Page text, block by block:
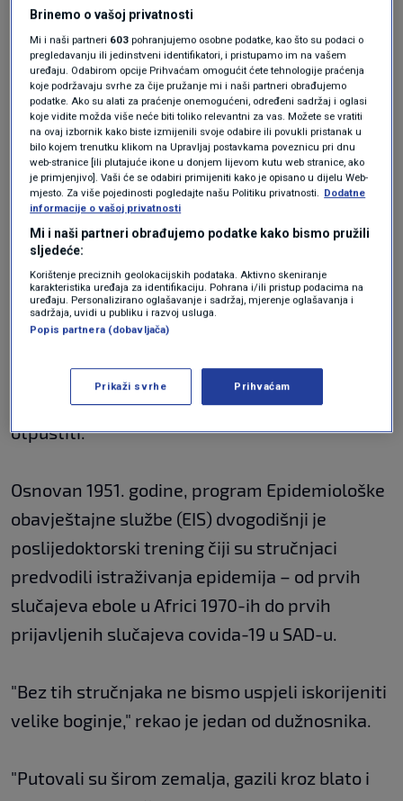
administracije, a novoimenovani ministar
zdravstvaRobert F. Kennedy Jr. najavljuje
temeljitu reformu zdravstvenih agencija.
"Bijesan sam", rekao je za AFP viši epidemiolog
iz Centra za kontrolu i prevenciju bolesti (CDC),
koji je nadzirao neke od otpuštenih.
"Na rubu smo moguće nove pandemije, a
otpuštamo ljude koji imaju vjerojatno najviše
stručnog znanja u cijeloj zemlji", dodao je.
šireg nastojanja da se uklone zaposlenici koji
su još uvijek na probnom roku jer ih je lakše
otpustiti.
Osnovan 1951. godine, program Epidemiološke
obavještajne službe (EIS) dvogodišnji je
poslijedoktorski trening čiji su stručnjaci
predvodili istraživanja epidemija – od prvih
slučajeva ebole u Africi 1970-ih do prvih
prijavljenih slučajeva covida-19 u SAD-u.
"Bez tih stručnjaka ne bismo uspjeli iskorijeniti
velike boginje," rekao je jedan od dužnosnika.
"Putovali su širom zemalja, gazili kroz blato i
Brinemo o vašoj privatnosti
Mi i naši partneri 603 pohranjujemo osobne podatke, kao što su podaci o
pregledavanju ili jedinstveni identifikatori, i pristupamo im na vašem
uređaju. Odabirom opcije Prihvaćam omogućit ćete tehnologije praćenja
koje podržavaju svrhe za čije pružanje mi i naši partneri obrađujemo
podatke. Ako su alati za praćenje onemogućeni, određeni sadržaj i oglasi
koje vidite možda više neće biti toliko relevantni za vas. Možete se vratiti
na ovaj izbornik kako biste izmijenili svoje odabire ili povukli pristanak u
bilo kojem trenutku klikom na Upravljaj postavkama poveznicu pri dnu
web-stranice [ili plutajuće ikone u donjem lijevom kutu web stranice, ako
je primjenjivo]. Vaši će se odabiri primijeniti kako je opisano u dijelu Web-
mjesto. Za više pojedinosti pogledajte našu Politiku privatnosti.
Dodatne
informacije o vašoj privatnosti
Mi i naši partneri obrađujemo podatke kako bismo pružili
sljedeće:
Korištenje preciznih geolokacijskih podataka. Aktivno skeniranje
karakteristika uređaja za identifikaciju. Pohrana i/ili pristup podacima na
uređaju. Personalizirano oglašavanje i sadržaj, mjerenje oglašavanja i
sadržaja, uvidi u publiku i razvoj usluga.
Popis partnera (dobavljača)
Prikaži svrhe Prihvaćam